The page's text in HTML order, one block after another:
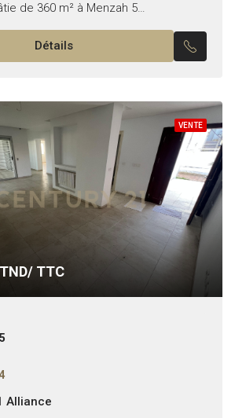
de 360 m² à Menzah 5
*Au rez-de-chaussée :...
Détails
VENTE
TND/ TTC
Alliance